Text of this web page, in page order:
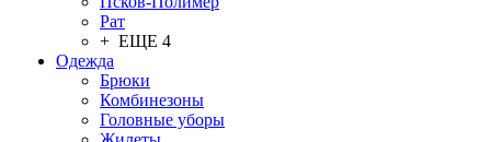
Рат
+ ЕЩЕ 4
Одежда
Брюки
Комбинезоны
Головные уборы